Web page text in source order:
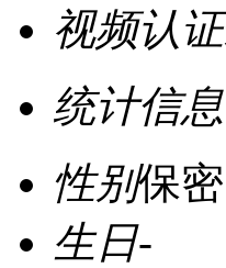
视频认证
统计信息
性别保密
生日-